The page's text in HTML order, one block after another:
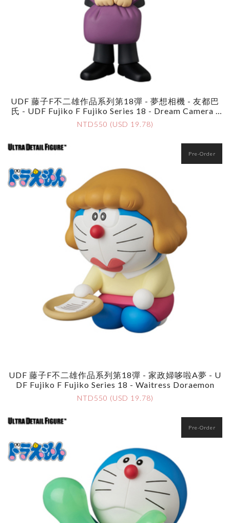
UDF 藤子F不二雄作品系列第18彈 - 夢想相機 - 友都巴
氏 - UDF Fujiko F Fujiko Series 18 - Dream Camera -
Yodobashi
NTD550 (USD 19.78)
Pre-Order
UDF 藤子F不二雄作品系列第18彈 - 家政婦哆啦A夢 - U
DF Fujiko F Fujiko Series 18 - Waitress Doraemon
NTD550 (USD 19.78)
Pre-Order